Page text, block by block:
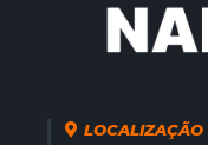
LOCALIZAÇÃO